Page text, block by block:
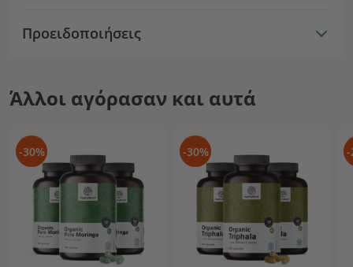
Προειδοποιήσεις
Άλλοι αγόρασαν και αυτά
-30% -30% -